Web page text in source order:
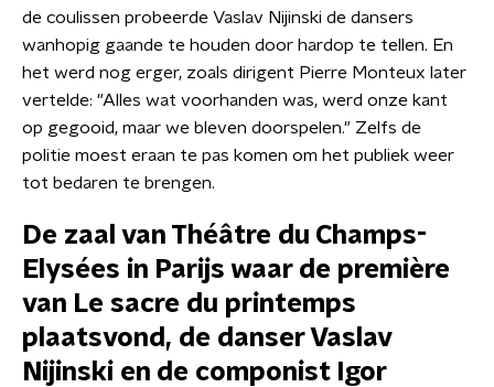
de coulissen probeerde Vaslav Nijinski de dansers
wanhopig gaande te houden door hardop te tellen. En
het werd nog erger, zoals dirigent Pierre Monteux later
vertelde: "Alles wat voorhanden was, werd onze kant
op gegooid, maar we bleven doorspelen." Zelfs de
politie moest eraan te pas komen om het publiek weer
tot bedaren te brengen.
De zaal van Théâtre du Champs-
Elysées in Parijs waar de première
van Le sacre du printemps
plaatsvond, de danser Vaslav
Nijinski en de componist Igor